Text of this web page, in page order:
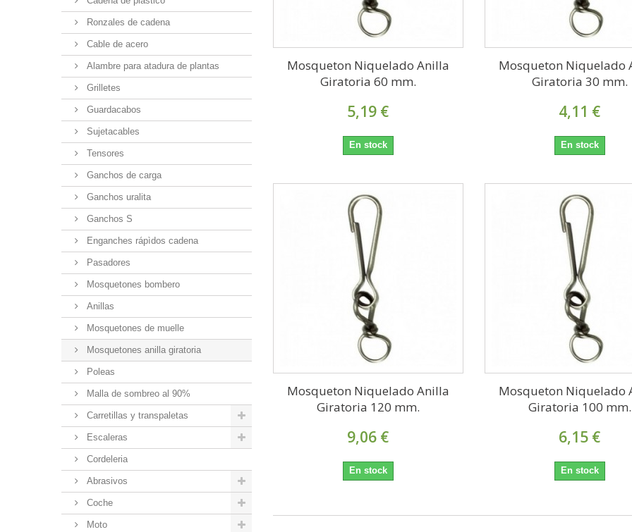
Ronzales de cadena
Cable de acero
Alambre para atadura de plantas
Grilletes
Guardacabos
Sujetacables
Tensores
Ganchos de carga
Ganchos uralita
Ganchos S
Enganches rápìdos cadena
Pasadores
Mosquetones bombero
Anillas
Mosquetones de muelle
Mosquetones anilla giratoria
Poleas
Malla de sombreo al 90%
Carretillas y transpaletas
Escaleras
Cordeleria
Abrasivos
Coche
Moto
Mosqueton Niquelado Anilla
Giratoria 60 mm.
5,19 €
En stock
Mosqueton Niquelado
Giratoria 30 mm.
4,11 €
En stock
Mosqueton Niquelado Anilla
Giratoria 120 mm.
9,06 €
En stock
Mosqueton Niquelado
Giratoria 100 mm.
6,15 €
En stock